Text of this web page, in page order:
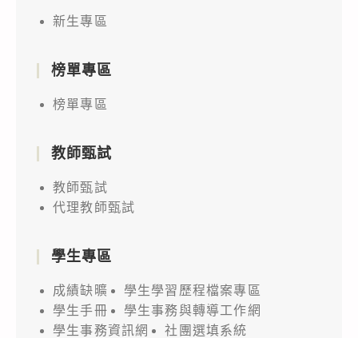
新生專區
榜單專區
榜單專區
教師甄試
教師甄試
代理教師甄試
學生專區
成績缺曠
學生學習歷程檔案專區
學生手冊
學生事務與轉導工作網
學生事務資訊網
社團選填系統